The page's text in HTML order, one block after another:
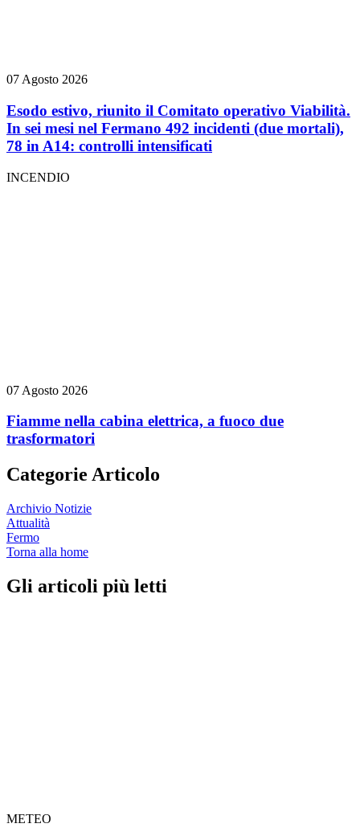
07 Agosto 2026
Esodo estivo, riunito il Comitato operativo Viabilità.
In sei mesi nel Fermano 492 incidenti (due mortali),
78 in A14: controlli intensificati
INCENDIO
07 Agosto 2026
Fiamme nella cabina elettrica, a fuoco due
trasformatori
Categorie Articolo
Archivio Notizie
Attualità
Fermo
Torna alla home
Gli articoli più letti
METEO